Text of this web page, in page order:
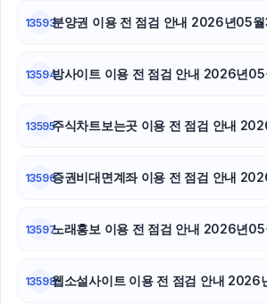
13593분양권 이용 전 점검 안내 2026년05
13594방사이트 이용 전 점검 안내 2026년05
13595주식차트보는곳 이용 전 점검 안내
13596증권비대면계좌 이용 전 점검 안내
13597노래홍보 이용 전 점검 안내 2026년05
13598웹소설사이트 이용 전 점검 안내 2026